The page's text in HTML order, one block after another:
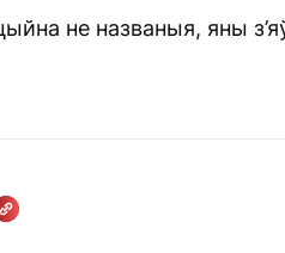
не названыя, яны